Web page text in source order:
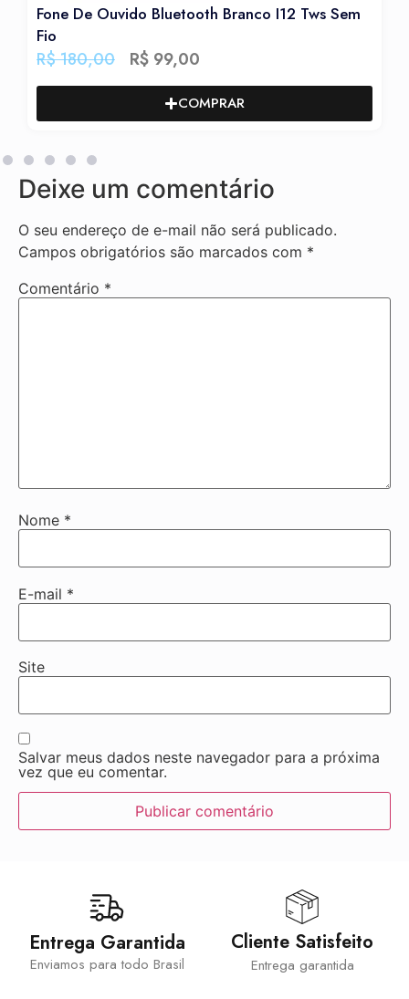
Fone De Ouvido Bluetooth Branco I12 Tws Sem
180,00 R$ 99,00
COMPRAR
Deixe um comentário
O seu endereço de e-mail não será publicado.
Campos obrigatórios são marcados com *
Comentário *
Nome *
E-mail *
Site
Salvar meus dados neste navegador para a próxima
vez que eu comentar.
Entrega Garantida
Enviamos para todo Brasil
Cliente Satisfeito
Entrega garantida